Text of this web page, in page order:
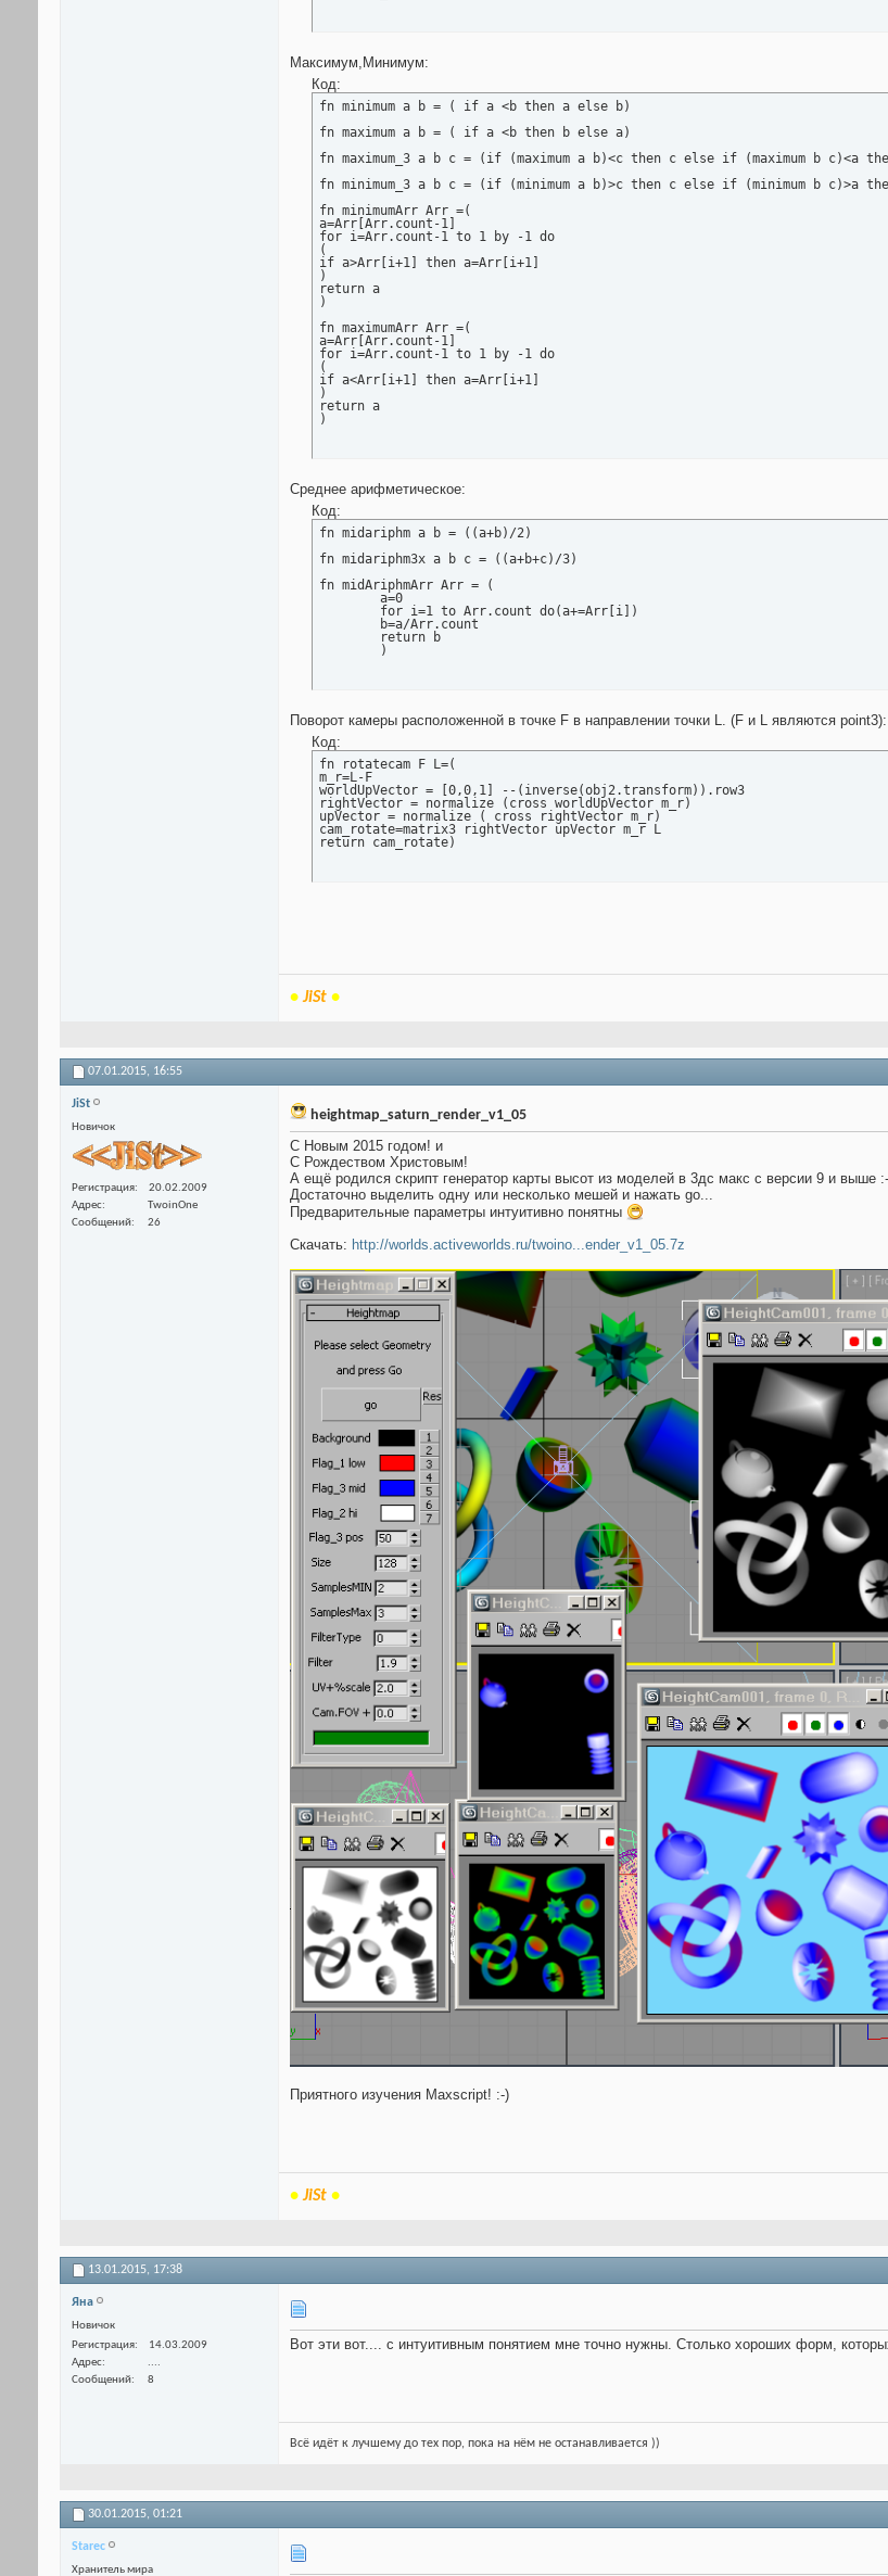
Максимум,Минимум:
Код:
fn minimum a b = ( if a <b then a else b)
fn maximum a b = ( if a <b then b else a)
fn maximum_3 a b c = (if (maximum a b)<c then c else if (maximum b c)<a
fn minimum_3 a b c = (if (minimum a b)>c then c else if (minimum b c)>a
fn minimumArr Arr =(
a=Arr[Arr.count-1]
for i=Arr.count-1 to 1 by -1 do
(
if a>Arr[i+1] then a=Arr[i+1]
)
return a
)
fn maximumArr Arr =(
a=Arr[Arr.count-1]
for i=Arr.count-1 to 1 by -1 do
(
if a<Arr[i+1] then a=Arr[i+1]
)
return a
)
Среднее арифметическое:
Код:
fn midariphm a b = ((a+b)/2)
fn midariphm3x a b c = ((a+b+c)/3)
fn midAriphmArr Arr = (
	)
Поворот камеры расположенной в точке F в направлении точки L. (F и L являются point3):
Код:
fn rotatecam F L=(
m_r=L-F
worldUpVector = [0,0,1] --(inverse(obj2.transform)).row3
rightVector = normalize (cross worldUpVector m_r)
upVector = normalize ( cross rightVector m_r)
cam_rotate=matrix3 rightVector upVector m_r L
return cam_rotate)
•JiSt •
07.01.2015, 16:55
JiSt
Новичок
Регистрация
20.02.2009
Адрес
TwoinOne
Сообщений
26
heightmap_saturn_render_v1_05
С Новым 2015 годом! и
С Рождеством Христовым!
А ещё родился скрипт генератор карты высот из моделей в 3дс макс с версии 9 и выше
Достаточно выделить одну или несколько мешей и нажать go...
Предварительные параметры интуитивно понятны
Скачать: http://worlds.activeworlds.ru/twoino...ender_v1_05.7z
Приятного изучения Maxscript! :-)
•JiSt •
13.01.2015, 17:38
Яна
Новичок
Регистрация
14.03.2009
Адрес
....
Сообщений
8
Вот эти вот.... с интуитивным понятием мне точно нужны. Столько хороших форм,
Всё идёт к лучшему до тех пор, пока на нём не останавливается ))
30.01.2015, 01:21
Starec
Хранитель мира